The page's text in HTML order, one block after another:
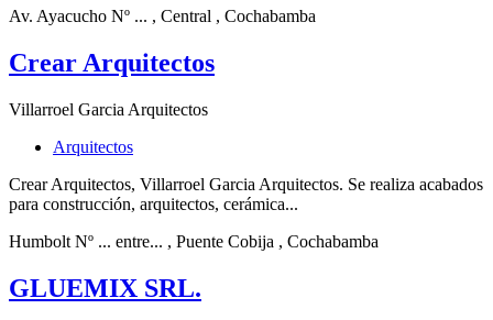
Av. Ayacucho Nº ... , Central , Cochabamba
Crear Arquitectos
Villarroel Garcia Arquitectos
Arquitectos
Crear Arquitectos, Villarroel Garcia Arquitectos. Se realiza acabados
para construcción, arquitectos, cerámica...
Humbolt Nº ... entre... , Puente Cobija , Cochabamba
GLUEMIX SRL.